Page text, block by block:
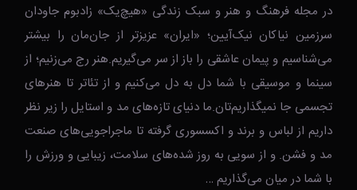
در مجله فرهنگ و هنر و سبک زندگی‌ «هیچ‌یک» زادبوم جاودان
سرزمین نیاکان نیک‌‌‌آیین؛ «ایران» عزیزتر از جان‌مان را بیشتر
می‌شناسیم و پیمان عاشقی را باز از سر می‌گیریم.هنر رج می‌زنیم؛ از
سینما و موسیقی با شما دل به دل می‌کنیم و از تئاتر تا هنرهای
تجسمی جا نمیگذاریم‌تان.ما دنیای تازه‌های مد و استایل را زیر نظر
داریم از لباس و برند و اکسسوری گرفته تا ماجراجویی‌های صنعت
مد و فشن. و از سویی به روز شده‌های سلامت، زیبایی و ورزش را
با شما در میان می‌گذاریم …